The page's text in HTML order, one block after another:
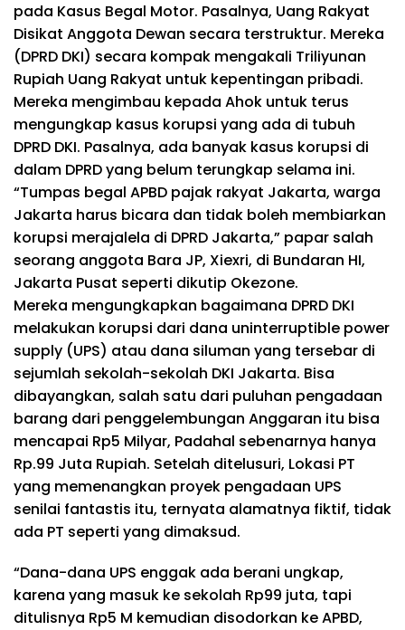
pada Kasus Begal Motor. Pasalnya, Uang Rakyat
Disikat Anggota Dewan secara terstruktur. Mereka
(DPRD DKI) secara kompak mengakali Triliyunan
Rupiah Uang Rakyat untuk kepentingan pribadi.
Mereka mengimbau kepada Ahok untuk terus
mengungkap kasus korupsi yang ada di tubuh
DPRD DKI. Pasalnya, ada banyak kasus korupsi di
dalam DPRD yang belum terungkap selama ini.
“Tumpas begal APBD pajak rakyat Jakarta, warga
Jakarta harus bicara dan tidak boleh membiarkan
korupsi merajalela di DPRD Jakarta,” papar salah
seorang anggota Bara JP, Xiexri, di Bundaran HI,
Jakarta Pusat seperti dikutip Okezone.
Mereka mengungkapkan bagaimana DPRD DKI
melakukan korupsi dari dana uninterruptible power
supply (UPS) atau dana siluman yang tersebar di
sejumlah sekolah-sekolah DKI Jakarta. Bisa
dibayangkan, salah satu dari puluhan pengadaan
barang dari penggelembungan Anggaran itu bisa
mencapai Rp5 Milyar, Padahal sebenarnya hanya
Rp.99 Juta Rupiah. Setelah ditelusuri, Lokasi PT
yang memenangkan proyek pengadaan UPS
senilai fantastis itu, ternyata alamatnya fiktif, tidak
ada PT seperti yang dimaksud.
“Dana-dana UPS enggak ada berani ungkap,
karena yang masuk ke sekolah Rp99 juta, tapi
ditulisnya Rp5 M kemudian disodorkan ke APBD,